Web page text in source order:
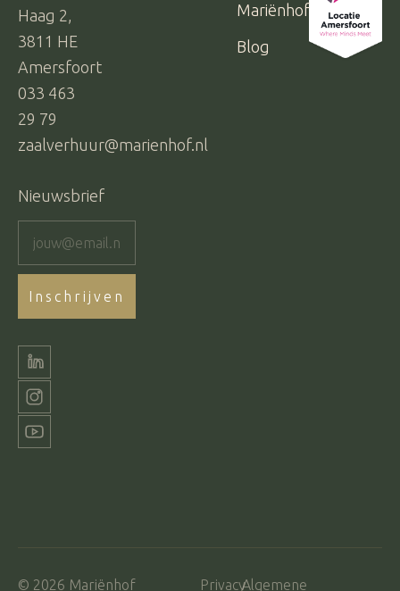
Haag 2,
3811 HE
Amersfoort
033 463
29 79
zaalverhuur@marienhof.nl
Nieuwsbrief
Mariënhof
Blog
© 2026 Mariënhof PrivacyAlgemene